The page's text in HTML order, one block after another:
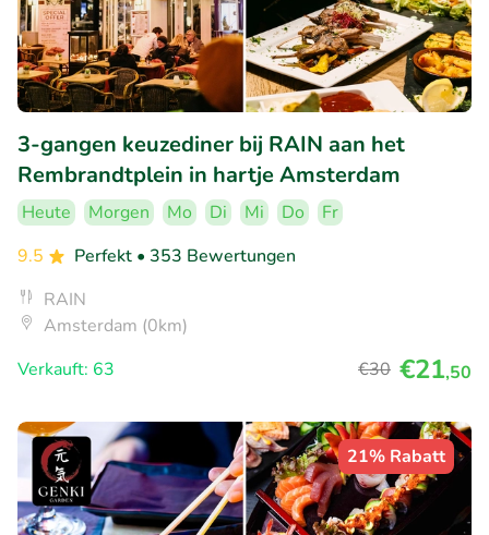
3-gangen keuzediner bij RAIN aan het
Rembrandtplein in hartje Amsterdam
Heute Morgen Mo Di Mi Do
Fr
9.5
Perfekt • 353 Bewertungen
RAIN
Amsterdam (0km)
Verkauft: 63
€30 €21,50
21% Rabatt